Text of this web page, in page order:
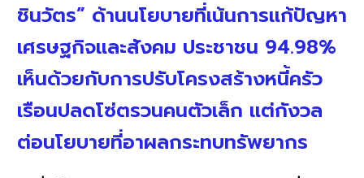
ชินวัตร” ด้านนโยบายที่เน้นการแก้ปัญหา
เศรษฐกิจและสังคม ประชาชน 94.98%
เห็นด้วยกับการปรับโครงสร้างหนี้ครัว
เรือนปลดโซ่ตรวนคนตัวเล็ก แต่กังวล
ต่อนโยบายที่อาผลกระทบทรัพยากร